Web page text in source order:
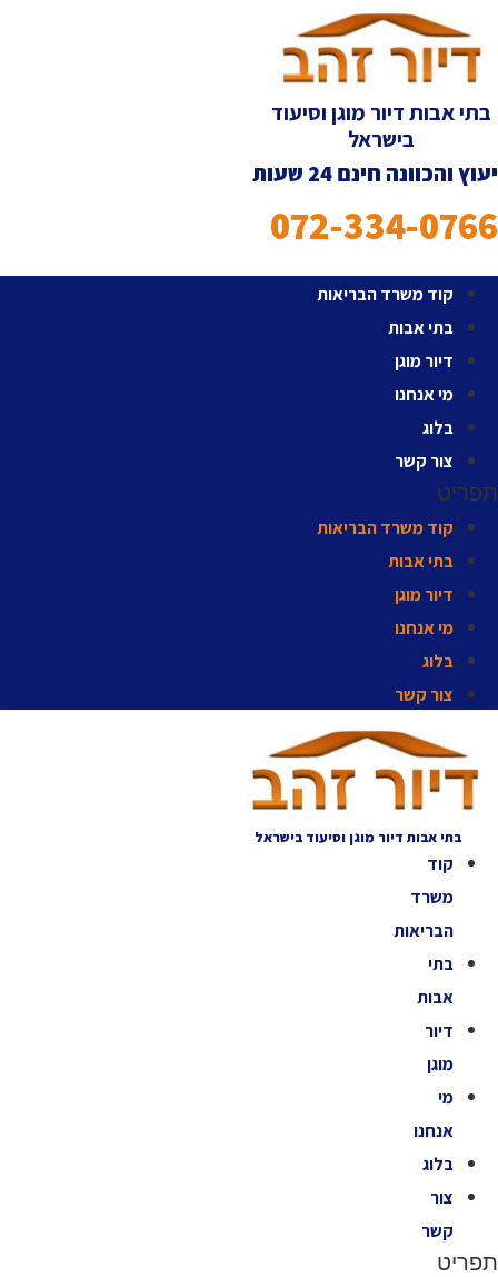
לתוכן
בתי אבות דיור מוגן וסיעוד
בישראל
יעוץ והכוונה חינם 24 שעות
072-334-0766
קוד משרד הבריאות
בתי אבות
דיור מוגן
מי אנחנו
בלוג
צור קשר
תפריט
קוד משרד הבריאות
בתי אבות
דיור מוגן
מי אנחנו
בלוג
צור קשר
בתי אבות דיור מוגן וסיעוד בישראל
קוד
משרד
הבריאות
בתי
אבות
דיור
מוגן
מי
אנחנו
בלוג
צור
קשר
תפריט